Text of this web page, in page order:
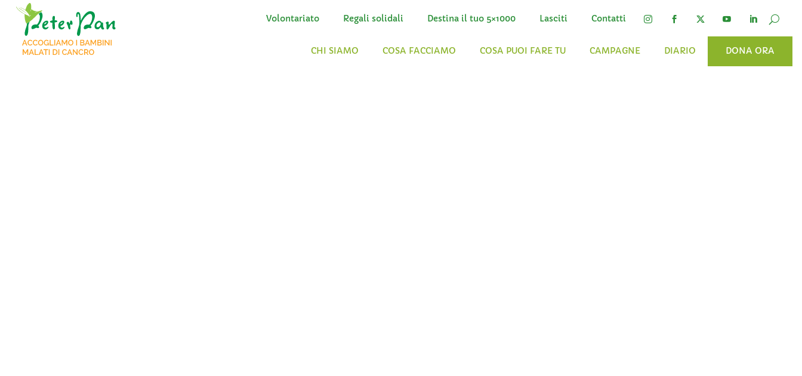
Volontariato Regali solidali Destina il tuo 5×1000 Lasciti Contatti    
CHI SIAMO COSA FACCIAMO COSA PUOI FARE TU CAMPAGNE DIARIO DONA ORA